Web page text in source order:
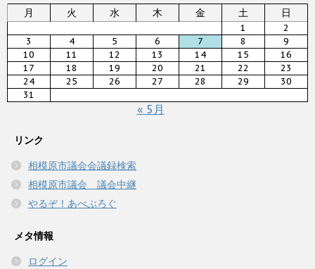
月
火 水 木 金 土 日
1
2
3
4 5 6 7 8
9
10
11 12 13 14 15
16
17
18 19 20 21 22
23
24
25 26 27 28 29
30
31
« 5月
リンク
相模原市議会会議録検索
相模原市議会 議会中継
やるぞ！あべぶろぐ
メタ情報
ログイン